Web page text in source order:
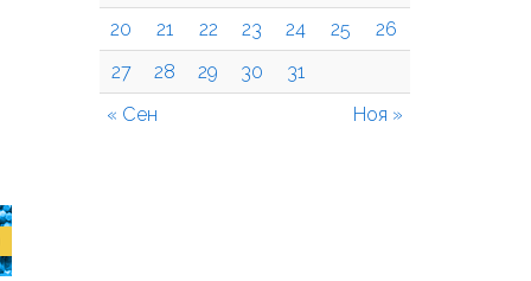
« Сен Ноя »
20
21 22 23 24 25
26
27
28 29 30 31